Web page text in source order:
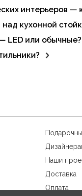
и
интерьеров —
лобби и
кухонной
световую
LED или обычные?
дольше.
Наши
Доставка
Оплата